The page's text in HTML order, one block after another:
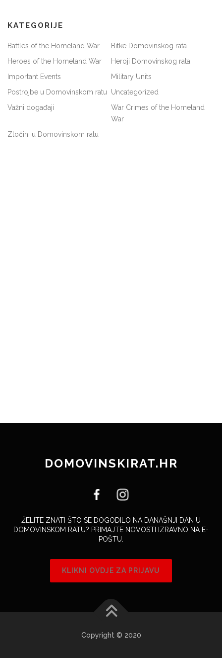
KATEGORIJE
Battles of the Homeland War
Bitke Domovinskog rata
Heroes of the Homeland War
Heroji Domovinskog rata
Important Events
Military Units
Postrojbe u Domovinskom ratu Uncategorized
Važni događaji
War Crimes of the Homeland
War
Zločini u Domovinskom ratu
DOMOVINSKIRAT.HR
ŽELITE ZNATI ŠTO SE DOGODILO NA DANAŠNJI DAN U
DOMOVINSKOM RATU? PRIMAJTE NOVOSTI IZRAVNO NA E-
POŠTU.
KLIKNI OVDJE ZA PRIJAVU
Copyright © 2020